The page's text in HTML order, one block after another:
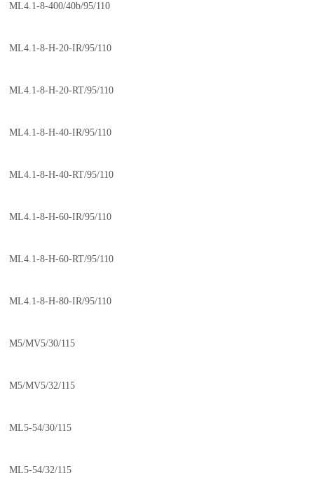
ML4.1-8-400/40b/95/110
ML4.1-8-H-20-IR/95/110
ML4.1-8-H-20-RT/95/110
ML4.1-8-H-40-IR/95/110
ML4.1-8-H-40-RT/95/110
ML4.1-8-H-60-IR/95/110
ML4.1-8-H-60-RT/95/110
ML4.1-8-H-80-IR/95/110
M5/MV5/30/115
M5/MV5/32/115
ML5-54/30/115
ML5-54/32/115